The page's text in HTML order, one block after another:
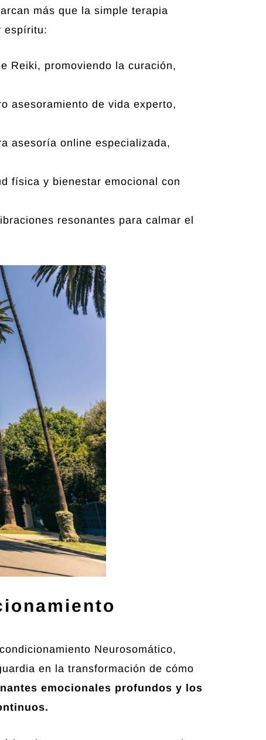
más que la simple terapia
espíritu:
Reiki, promoviendo la curación,
asesoramiento de vida experto,
asesoría online especializada,
física y bienestar emocional con
resonantes para calmar el
Neurosomático,
en la transformación de cómo
emocionales profundos y los